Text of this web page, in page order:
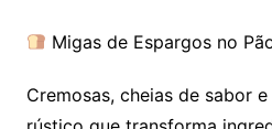
Migas de Espargos no
Cremosas, cheias de sabor